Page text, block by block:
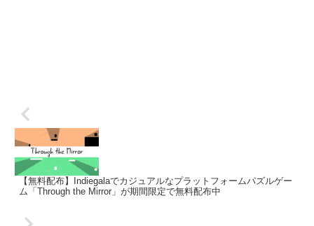
【無料配布】Indiegalaでカジュアルなプラットフォームパズルゲー
ム「Through the Mirror」が期間限定で無料配布中